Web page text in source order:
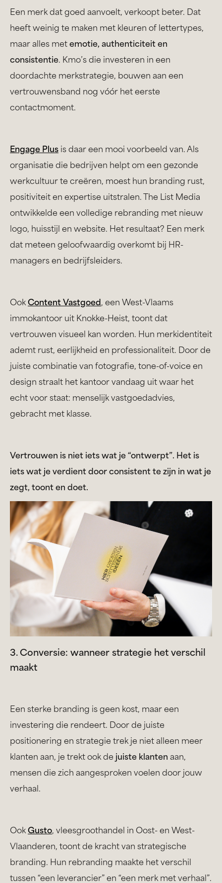
Een merk dat goed aanvoelt, verkoopt beter. Dat
heeft weinig te maken met kleuren of lettertypes,
maar alles met emotie, authenticiteit en
consistentie. Kmo’s die investeren in een
doordachte merkstrategie, bouwen aan een
vertrouwensband nog vóór het eerste
contactmoment.
Engage Plus is daar een mooi voorbeeld van. Als
organisatie die bedrijven helpt om een gezonde
werkcultuur te creëren, moest hun branding rust,
positiviteit en expertise uitstralen. The List Media
ontwikkelde een volledige rebranding met nieuw
logo, huisstijl en website. Het resultaat? Een merk
dat meteen geloofwaardig overkomt bij HR-
managers en bedrijfsleiders.
OokContent Vastgoed, een West-Vlaams
immokantoor uit Knokke-Heist, toont dat
vertrouwen visueel kan worden. Hun merkidentiteit
ademt rust, eerlijkheid en professionaliteit. Door de
juiste combinatie van fotografie, tone-of-voice en
design straalt het kantoor vandaag uit waar het
echt voor staat: menselijk vastgoedadvies,
gebracht met klasse.
Vertrouwen is niet iets wat je “ontwerpt”. Het is
iets wat je verdient door consistent te zijn in wat je
zegt, toont en doet.
3. Conversie: wanneer strategie het verschil
maakt
Een sterke branding is geen kost, maar een
investering die rendeert. Door de juiste
positionering en strategie trek je niet alleen meer
klanten aan, je trekt ook de juiste klanten aan,
mensen die zich aangesproken voelen door jouw
verhaal.
OokGusto, vleesgroothandel in Oost- en West-
Vlaanderen, toont de kracht van strategische
branding. Hun rebranding maakte het verschil
tussen “een leverancier” en “een merk met verhaal”.